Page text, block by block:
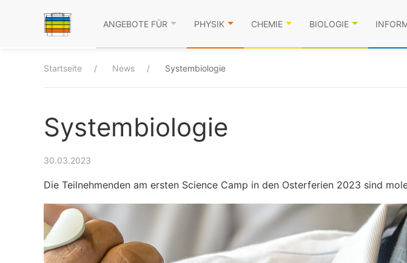
ANGEBOTE FÜR PHYSIK CHEMIE BIOLOGIE
Startseite News Systembiologie
Systembiologie
30.03.2023
Die Teilnehmenden am ersten Science Camp in den Osterferien 2023 sind